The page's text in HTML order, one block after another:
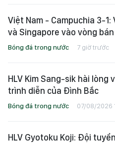
Việt Nam - Campuchia 3-1:
và Singapore vào vòng
Bóng đá trong nước 7 giờ trước
HLV Kim Sang-sik hài lòng
trình diễn của Đình Bắc
Bóng đá trong nước 07/08/2026
HLV Gyotoku Koji: Đội